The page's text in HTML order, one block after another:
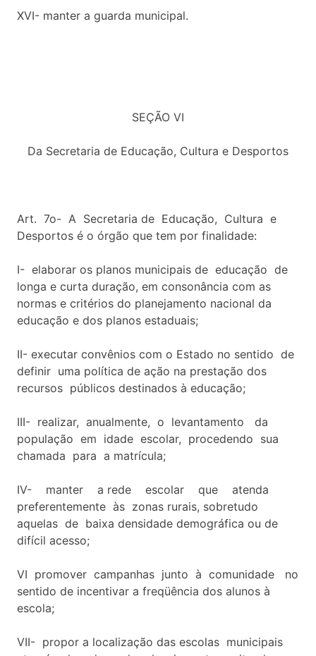
XVI- manter a guarda municipal.
SEÇÃO VI
Da Secretaria de Educação, Cultura e Desportos
Art. 7o- A Secretaria de Educação, Cultura e
Desportos é o órgão que tem por finalidade:
I- elaborar os planos municipais de educação de
longa e curta duração, em consonância com as
normas e critérios do planejamento nacional da
educação e dos planos estaduais;
II- executar convênios com o Estado no sentido de
definir uma política de ação na prestação dos
recursos públicos destinados à educação;
III- realizar, anualmente, o levantamento da
população em idade escolar, procedendo sua
chamada para a matrícula;
IV- manter a rede escolar que atenda
preferentemente às zonas rurais, sobretudo
aquelas de baixa densidade demográfica ou de
difícil acesso;
VI promover campanhas junto à comunidade no
sentido de incentivar a freqüência dos alunos à
escola;
VII- propor a localização das escolas municipais